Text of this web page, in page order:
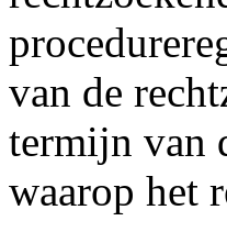
van de
termijn van
waarop het